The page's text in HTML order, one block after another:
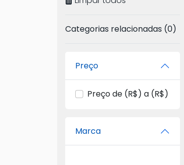
Categorias relacionadas (0)
Preço
Preço de (R$) a (R$)
Marca